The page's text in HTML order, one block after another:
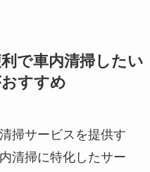
で車内清掃したい
すすめ
掃サービスを提供す
清掃に特化したサー